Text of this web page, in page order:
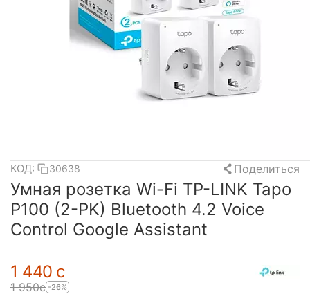
КОД: 30638 Поделиться
Умная розетка Wi-Fi TP-LINK Tapo
P100 (2-PK) Bluetooth 4.2 Voice
Control Google Assistant
1 440 с
1 950с -26%